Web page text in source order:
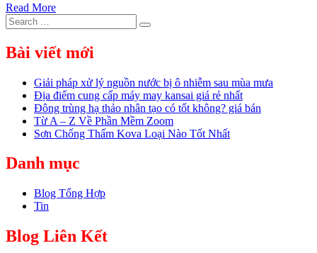
Read More
Search
for:
Search
Bài viết mới
Giải pháp xử lý nguồn nước bị ô nhiễm sau mùa mưa
Địa điểm cung cấp máy may kansai giá rẻ nhất
Đông trùng hạ thảo nhân tạo có tốt không? giá bán
Từ A – Z Về Phần Mềm Zoom
Sơn Chống Thấm Kova Loại Nào Tốt Nhất
Danh mục
Blog Tổng Hợp
Tin
Blog Liên Kết